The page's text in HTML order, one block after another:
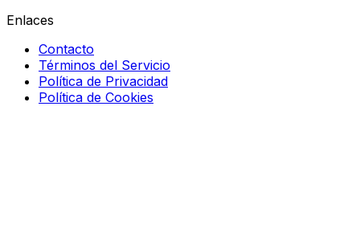
Enlaces
Contacto
Términos del Servicio
Política de Privacidad
Política de Cookies